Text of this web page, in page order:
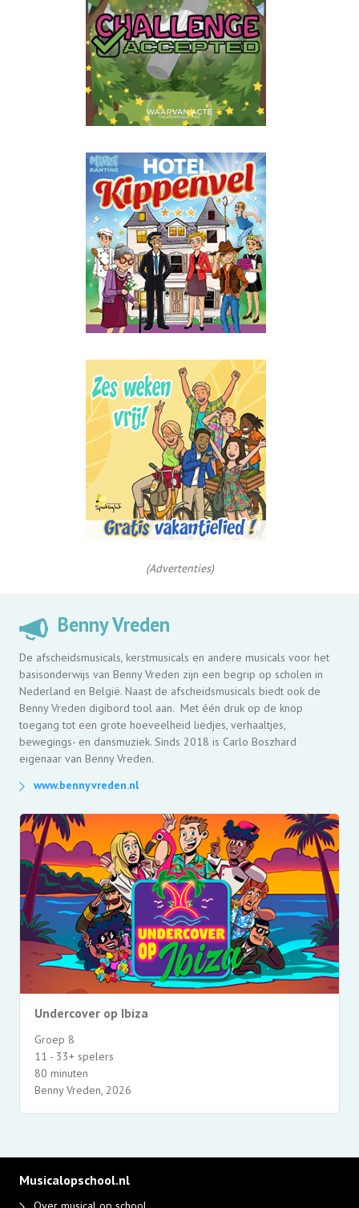
(Advertenties)
Benny Vreden
De afscheidsmusicals, kerstmusicals en andere musicals voor het
basisonderwijs van Benny Vreden zijn een begrip op scholen in
Nederland en België. Naast de afscheidsmusicals biedt ook de
Benny Vreden digibord tool aan. Met één druk op de knop
toegang tot een grote hoeveelheid liedjes, verhaaltjes,
bewegings- en dansmuziek. Sinds 2018 is Carlo Boszhard
eigenaar van Benny Vreden.
www.bennyvreden.nl
Undercover op Ibiza
Groep 8
11 - 33+ spelers
80 minuten
Benny Vreden, 2026
Musicalopschool.nl